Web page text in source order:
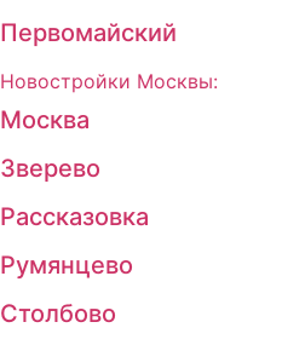
Первомайский
Новостройки Москвы:
Москва
Зверево
Рассказовка
Румянцево
Столбово